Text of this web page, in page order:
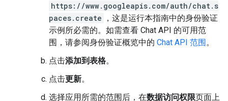
https://www.googleapis.com/auth/chat.s
paces.create
，这是运行本指南中的身份验证
示例所必需的。如需查看 Chat API 的可用范
围，请参阅身份验证概览中的 Chat API 范围。
点击添加到表格。
点击更新。
选择应用所需的范围后，在数据访问权限页面上